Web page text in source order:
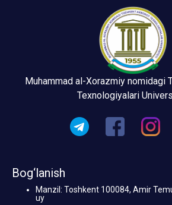
Muhammad al-Xorazmiy nomidagi
Texnologiyalari
Bog‘lanish
Manzil: Toshkent 100084, Amir
uy